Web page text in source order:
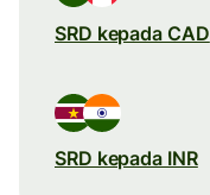
SRD kepada CAD
SRD kepada INR